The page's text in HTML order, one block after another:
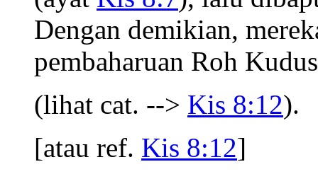
Dengan demikian,
pembaharuan Roh
(lihat cat. --> Kis 8:12).
[atau ref. Kis 8:12]